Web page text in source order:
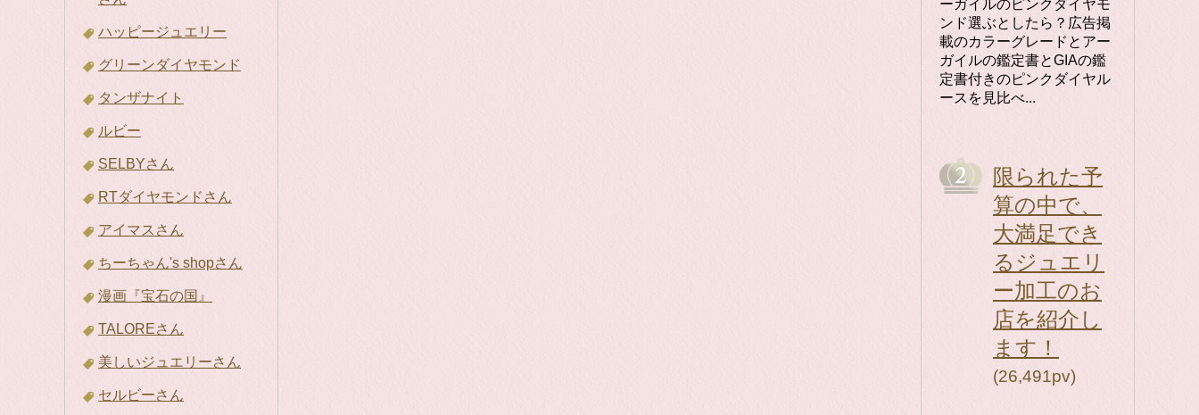
ハッピージュエリー
グリーンダイヤモンド
タンザナイト
ルビー
SELBYさん
RTダイヤモンドさん
アイマスさん
ちーちゃん's shopさん
漫画『宝石の国』
TALOREさん
美しいジュエリーさん
セルビーさん
ーガイルのピンクダイヤモ
ンド選ぶとしたら？広告掲
載のカラーグレードとアー
ガイルの鑑定書とGIAの鑑
定書付きのピンクダイヤル
ースを見比べ...
限られた予
算の中で、
大満足でき
るジュエリ
ー加工のお
店を紹介し
ます！
(26,491pv)